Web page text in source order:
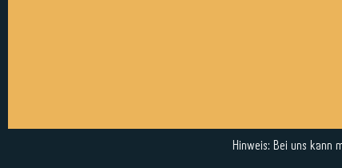
Hinweis: Bei uns kann